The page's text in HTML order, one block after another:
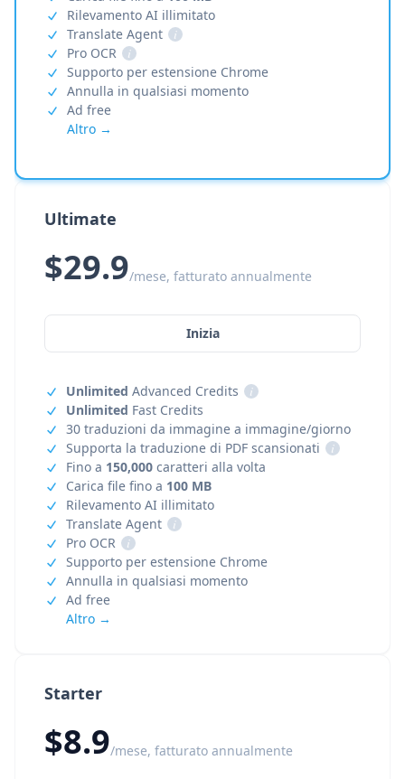
Starter
$8.9/mese, fatturato annualmente
Rilevamento AI illimitato
Translate Agent
i
Pro OCR
i
Supporto per estensione Chrome
Annulla in qualsiasi momento
Ad free
Altro →
Ultimate
$29.9/mese, fatturato annualmente
Inizia
Unlimited Advanced Credits
i
Unlimited Fast Credits
30 traduzioni da immagine a immagine/giorno
Supporta la traduzione di PDF scansionati
i
Fino a 150,000 caratteri alla volta
Carica file fino a 100 MB
Rilevamento AI illimitato
Translate Agent
i
Pro OCR
i
Supporto per estensione Chrome
Annulla in qualsiasi momento
Ad free
Altro →